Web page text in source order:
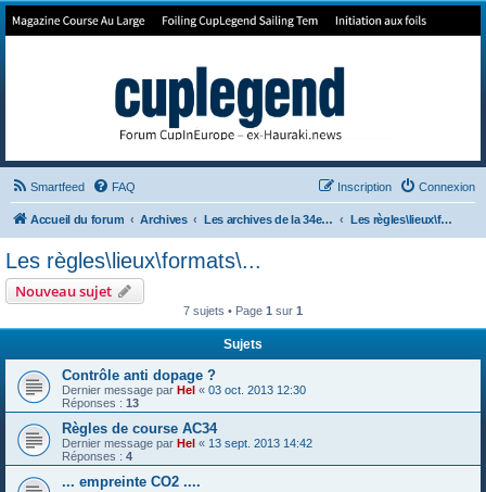
Forum de Cup In Europe
Smartfeed FAQ Connexion
Inscription
Accueil du forum Archives Les archives de la 34e America's Cup Les règles\lieux\formats\...
Les règles\lieux\formats\...
Nouveau sujet
7 sujets • Page 1 sur 1
Sujets
Contrôle anti dopage ?
Dernier message par Hel « 03 oct. 2013 12:30
Réponses : 13
Règles de course AC34
Dernier message par Hel « 13 sept. 2013 14:42
Réponses : 4
... empreinte CO2 ....